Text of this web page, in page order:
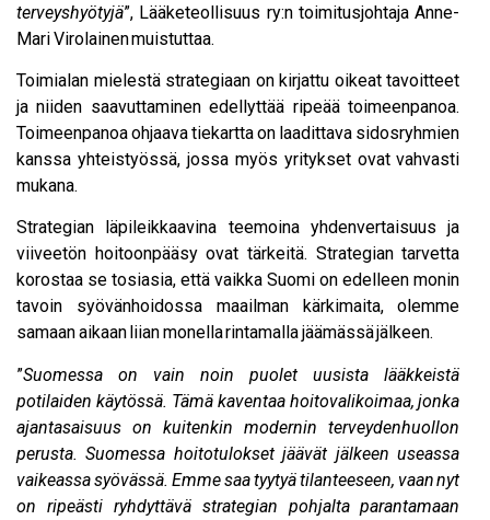
terveyshyötyjä”, Lääketeollisuus ry:n toimitusjohtaja Anne-
Mari Virolainen muistuttaa.
Toimialan mielestä strategiaan on kirjattu oikeat tavoitteet
ja niiden saavuttaminen edellyttää ripeää toimeenpanoa.
Toimeenpanoa ohjaava tiekartta on laadittava sidosryhmien
kanssa yhteistyössä, jossa myös yritykset ovat vahvasti
mukana.
Strategian läpileikkaavina teemoina yhdenvertaisuus ja
viiveetön hoitoonpääsy ovat tärkeitä. Strategian tarvetta
korostaa se tosiasia, että vaikka Suomi on edelleen monin
tavoin syövänhoidossa maailman kärkimaita, olemme
samaan aikaan liian monella rintamalla jäämässä jälkeen.
”Suomessa on vain noin puolet uusista lääkkeistä
potilaiden käytössä. Tämä kaventaa hoitovalikoimaa, jonka
ajantasaisuus on kuitenkin modernin terveydenhuollon
perusta. Suomessa hoitotulokset jäävät jälkeen useassa
vaikeassa syövässä. Emme saa tyytyä tilanteeseen, vaan nyt
on ripeästi ryhdyttävä strategian pohjalta parantamaan